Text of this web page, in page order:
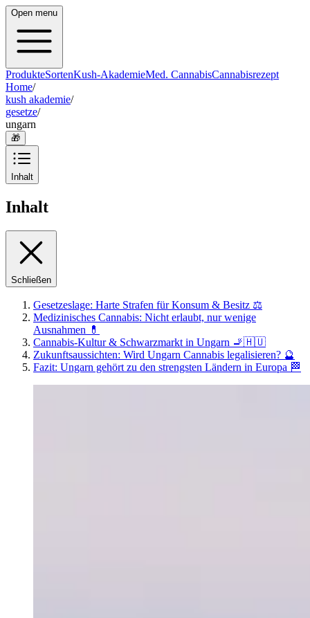
Open menu
ProdukteSortenKush-AkademieMed. CannabisCannabisrezept
Home/
kush akademie/
gesetze/
ungarn
🎁
Inhalt
Inhalt
Schließen
Gesetzeslage: Harte Strafen für Konsum & Besitz ⚖️
Medizinisches Cannabis: Nicht erlaubt, nur wenige
Ausnahmen 💊
Cannabis-Kultur & Schwarzmarkt in Ungarn 🚬🇭🇺
Zukunftsaussichten: Wird Ungarn Cannabis legalisieren? 🔮
Fazit: Ungarn gehört zu den strengsten Ländern in Europa 🏁